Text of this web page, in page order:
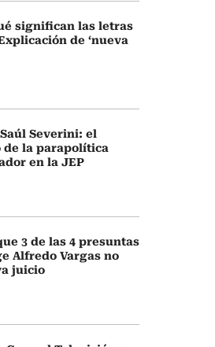
significan las letras
de ‘nueva
Severini: el
de la parapolítica
en la JEP
3 de las 4 presuntas
Alfredo Vargas no
juicio